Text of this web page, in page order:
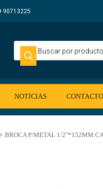
90713225
NOTICIAS CONTACTO
BROCA P/METAL 1/2″*152MM